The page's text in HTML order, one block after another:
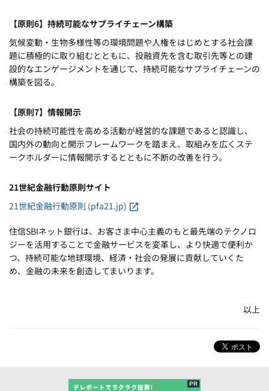
【原則6】持続可能なサプライチェーン構築
気候変動・生物多様性等の環境問題や人権をはじめとする社会課
題に積極的に取り組むとともに、投融資先を含む取引先等との建
設的なエンゲージメントを通じて、持続可能なサプライチェーンの
構築を図る。
【原則7】情報開示
社会の持続可能性を高める活動が経営的な課題であると認識し、
国内外の動向と開示フレームワークを踏まえ、取組みを広くステ
ークホルダーに情報開示するとともに不断の改善を行う。
21世紀金融行動原則サイト
21世紀金融行動原則 (pfa21.jp)
住信SBIネット銀行は、お客さま中心主義のもと最先端のテクノロ
ジーを活用することで金融サービスを変革し、より快適で便利か
つ、持続可能な地球環境、経済・社会の発展に貢献していくた
め、金融の未来を創造してまいります。
以上